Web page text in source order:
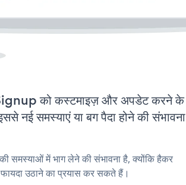
को कस्टमाइज़ और अपडेट करने के
समस्याएं या बग पैदा होने की संभावना
समस्याओं में भाग लेने की संभावना है, क्योंकि हैकर
उठाने का प्रयास कर सकते हैं।